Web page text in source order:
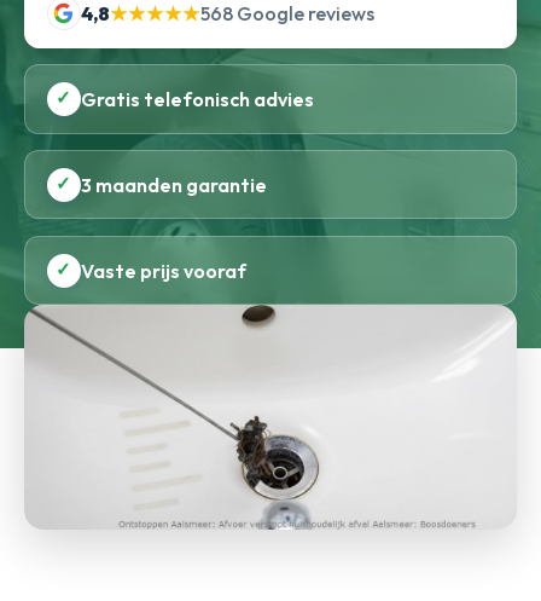
4,8★★★★★568 Google reviews
✓ Gratis telefonisch advies
✓ 3 maanden garantie
✓ Vaste prijs vooraf